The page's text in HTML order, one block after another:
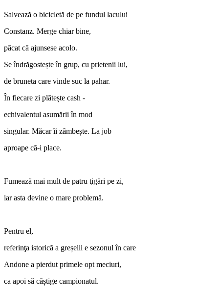
Salvează o bicicletă de pe fundul lacului
Constanz. Merge chiar bine,
păcat că ajunsese acolo.
Se îndrăgostește în grup, cu prietenii lui,
de bruneta care vinde suc la pahar.
În fiecare zi plătește cash ‑
echivalentul asumării în mod
singular. Măcar îi zâmbește. La job
aproape că‑i place.
Fumează mai mult de patru ţigări pe zi,
iar asta devine o mare problemă.
Pentru el,
referinţa istorică a greșelii e sezonul în care
Andone a pierdut primele opt meciuri,
ca apoi să câștige campionatul.